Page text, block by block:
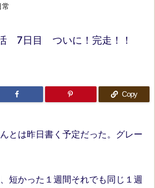
常
7日目 ついに！完走！！
Copy
とは昨日書く予定だった。グレー
短かった１週間それでも同じ１週